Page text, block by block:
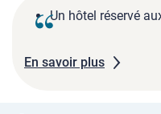
Un hôtel réservé
En savoir plus